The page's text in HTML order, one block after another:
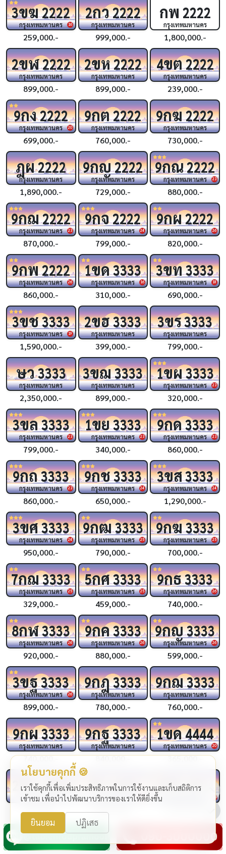
16
3ขฆ2222
กรุงเทพมหานคร
259,000.-
2กว2222
กรุงเทพมหานคร
999,000.-
กพ 2222
กรุงเทพมหานคร
1,800,000.-
2ขฬ2222
กรุงเทพมหานคร
899,000.-
2ขห2222
กรุงเทพมหานคร
899,000.-
4ขต2222
กรุงเทพมหานคร
239,000.-
20
9กง2222
กรุงเทพมหานคร
699,000.-
9กต2222
กรุงเทพมหานคร
760,000.-
9กฆ2222
กรุงเทพมหานคร
730,000.-
ฎผ2222
กรุงเทพมหานคร
1,890,000.-
9กญ2222
กรุงเทพมหานคร
729,000.-
23
9กณ2222
กรุงเทพมหานคร
880,000.-
23
9กฌ2222
กรุงเทพมหานคร
870,000.-
24
9กจ2222
กรุงเทพมหานคร
799,000.-
26
9กผ2222
กรุงเทพมหานคร
820,000.-
26
9กพ2222
กรุงเทพมหานคร
860,000.-
16
1ขด3333
กรุงเทพมหานคร
310,000.-
18
3ขท3333
กรุงเทพมหานคร
690,000.-
19
3ขช3333
กรุงเทพมหานคร
1,590,000.-
2ขฮ3333
กรุงเทพมหานคร
399,000.-
3ขร3333
กรุงเทพมหานคร
799,000.-
ษว3333
กรุงเทพมหานคร
2,350,000.-
3ขฌ3333
กรุงเทพมหานคร
899,000.-
23
1ขผ3333
กรุงเทพมหานคร
320,000.-
23
3ขล3333
กรุงเทพมหานคร
799,000.-
23
1ขย3333
กรุงเทพมหานคร
340,000.-
23
9กด3333
กรุงเทพมหานคร
860,000.-
23
9กถ3333
กรุงเทพมหานคร
860,000.-
24
9กช3333
กรุงเทพมหานคร
650,000.-
24
3ขส3333
กรุงเทพมหานคร
1,290,000.-
24
3ขศ3333
กรุงเทพมหานคร
950,000.-
25
9กฒ3333
กรุงเทพมหานคร
790,000.-
25
9กฆ3333
กรุงเทพมหานคร
700,000.-
25
7กฌ3333
กรุงเทพมหานคร
329,000.-
25
5กศ3333
กรุงเทพมหานคร
459,000.-
26
9กธ3333
กรุงเทพมหานคร
740,000.-
26
8กฬ3333
กรุงเทพมหานคร
920,000.-
26
9กค3333
กรุงเทพมหานคร
880,000.-
26
9กญ3333
กรุงเทพมหานคร
599,000.-
26
3ขฐ3333
กรุงเทพมหานคร
899,000.-
9กฎ3333
กรุงเทพมหานคร
780,000.-
9กฌ3333
กรุงเทพมหานคร
760,000.-
9กผ3333
กรุงเทพมหานคร
740,000.-
9กฐ3333
กรุงเทพมหานคร
840,000.-
20
1ขด4444
กรุงเทพมหานคร
365,000.-
ขบ4444
กรุงเทพมหานคร
319,000.-
24
ชจ4444
กรุงเทพมหานคร
1,990,000.-
24
4ขช4444
24
4 กฆ4444
กรุงเทพมหานคร 25
3กฉ
กรุงเทพมหานคร กรุงเทพมหานคร
นโยบายคุกกี้ 🍪
เราใช้คุกกี้เพื่อเพิ่มประสิทธิภาพในการใช้งานและเก็บสถิติการ
เข้าชม เพื่อนำไปพัฒนาบริการของเราให้ดียิ่งขึ้น
ยินยอม ปฏิเสธ